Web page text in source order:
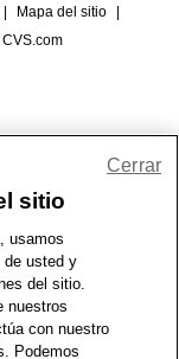
Mapa del sitio
sitio
usamos
de usted y
del sitio.
nuestros
con nuestro
Podemos
Cerrar